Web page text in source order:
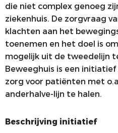
die niet complex genoeg
ziekenhuis. De zorgvraag
klachten aan het
toenemen en het doel is
mogelijk uit de tweedelijn
Beweeghuis is een
zorg voor patiënten met
anderhalve-lijn te halen.
Beschrijving initiatief